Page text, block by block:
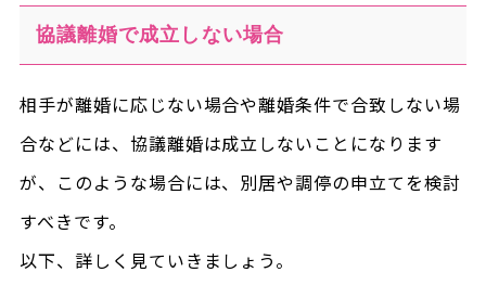
協議離婚で成立しない場合
相手が離婚に応じない場合や離婚条件で合致しない場
合などには、協議離婚は成立しないことになります
が、このような場合には、別居や調停の申立てを検討
すべきです。
以下、詳しく見ていきましょう。